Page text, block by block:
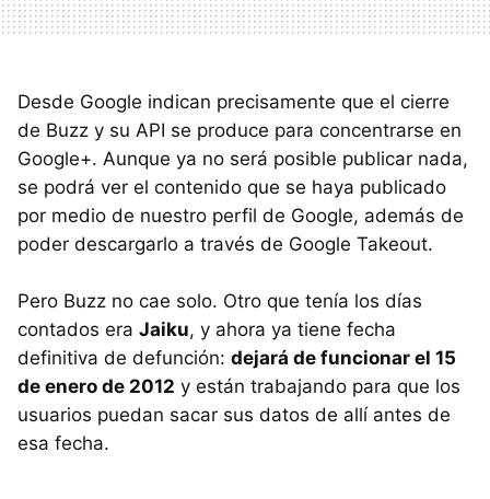
Desde Google indican precisamente que el cierre
de Buzz y su API se produce para concentrarse en
Google+. Aunque ya no será posible publicar nada,
se podrá ver el contenido que se haya publicado
por medio de nuestro perfil de Google, además de
poder descargarlo a través de Google Takeout.
Pero Buzz no cae solo. Otro que tenía los días
contados era Jaiku, y ahora ya tiene fecha
definitiva de defunción: dejará de funcionar el 15
de enero de 2012 y están trabajando para que los
usuarios puedan sacar sus datos de allí antes de
esa fecha.